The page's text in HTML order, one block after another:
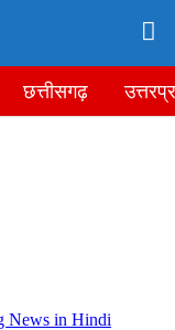
News in Hindi
छत्तीसगढ़